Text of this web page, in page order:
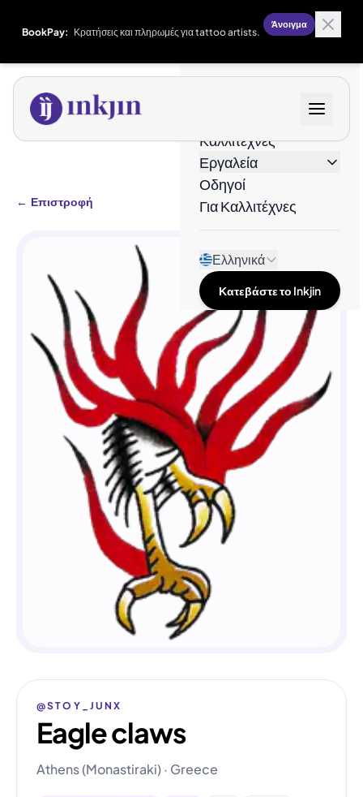
BookPay: Κρατήσεις και πληρωμές για tattoo artists.
Άνοιγμα
Καλλιτέχνες
Εργαλεία
Οδηγοί
Για Καλλιτέχνες
Ελληνικά
Κατεβάστε το Inkjin
← Επιστροφή
@STOY_JUNX
Eagle claws
Athens (Monastiraki) · Greece